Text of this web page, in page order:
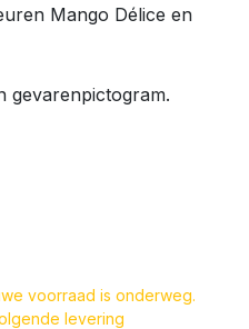
Mango Délice en
gevarenpictogram.
voorraad is onderweg.
levering